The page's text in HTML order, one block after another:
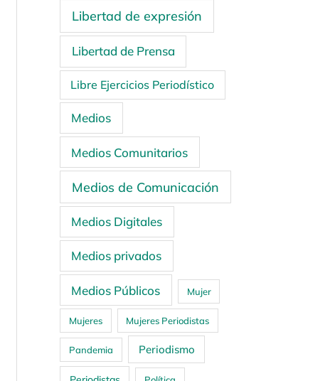
Libertad de expresión
Libertad de Prensa
Libre Ejercicios Periodístico
Medios
Medios Comunitarios
Medios de Comunicación
Medios Digitales
Medios privados
Medios Públicos Mujer
Mujeres Mujeres Periodistas
Pandemia Periodismo